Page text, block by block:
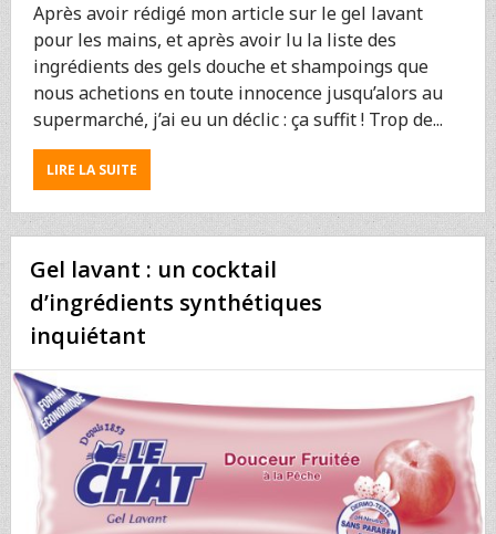
Après avoir rédigé mon article sur le gel lavant
pour les mains, et après avoir lu la liste des
ingrédients des gels douche et shampoings que
nous achetions en toute innocence jusqu’alors au
supermarché, j’ai eu un déclic : ça suffit ! Trop de...
LIRE LA SUITEABOUT
SAVON
DE
MARSEILLE
UN
PEU
D’HUILE
D’OLIVE
GROSSES
ENTOURLOUPES
Gel lavant : un cocktail
d’ingrédients synthétiques
inquiétant